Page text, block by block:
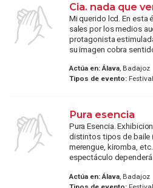
Cia. nada que
Mi querido lcd. En esta
sales por los medios
protagonista
su imagen cobra sentido
Actúa en: Álava, Badajoz
Tipos de evento:
Pura esencia
Pura Esencia.
distintos tipos de baile
merengue, kiromba,
espectáculo dependerá
Actúa en: Álava, Badajoz